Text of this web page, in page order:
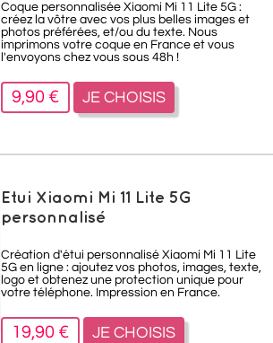
Coque personnalisée Xiaomi Mi 11 Lite 5G :
créez la vôtre avec vos plus belles images et
photos préférées, et/ou du texte. Nous
imprimons votre coque en France et vous
l'envoyons chez vous sous 48h !
9,90 € JE CHOISIS
Etui Xiaomi Mi 11 Lite 5G
personnalisé
Création d'étui personnalisé Xiaomi Mi 11 Lite
5G en ligne : ajoutez vos photos, images, texte,
logo et obtenez une protection unique pour
votre téléphone. Impression en France.
19,90 € JE CHOISIS